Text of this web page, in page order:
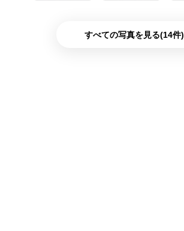
すべての写真を見る(14件)